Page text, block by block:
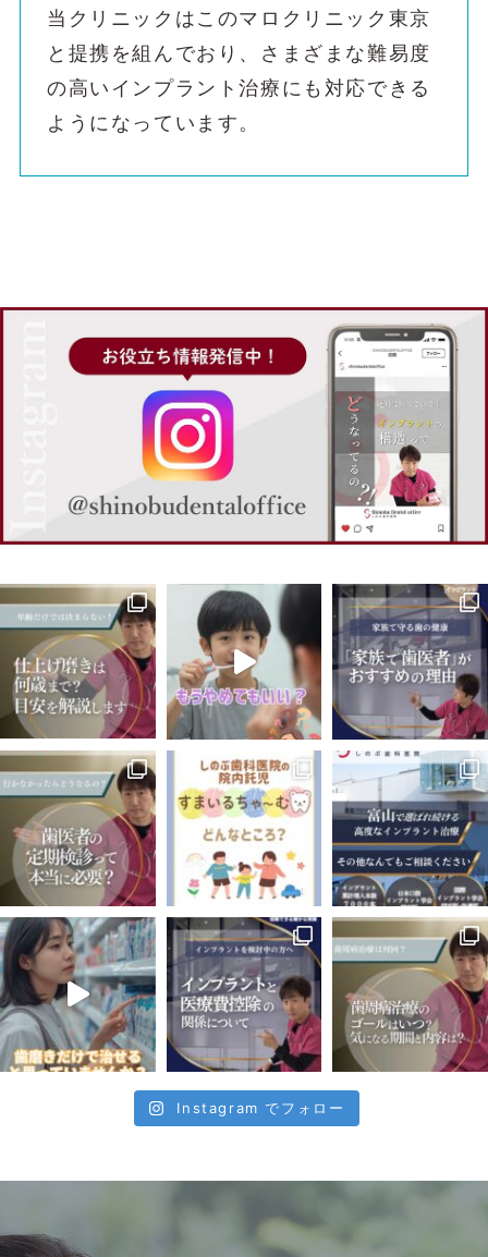
当クリニックはこのマロクリニック東京
と提携を組んでおり、さまざまな難易度
の高いインプラント治療にも対応できる
ようになっています。
Instagram でフォロー